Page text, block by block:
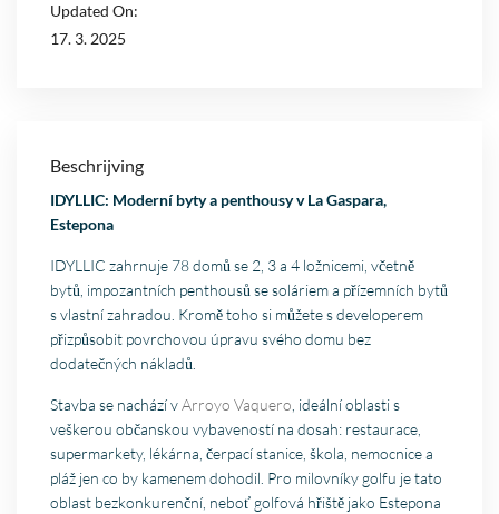
Updated On:
17. 3. 2025
Beschrijving
IDYLLIC: Moderní byty a penthousy v La Gaspara,
Estepona
IDYLLIC zahrnuje 78 domů se 2, 3 a 4 ložnicemi, včetně
bytů, impozantních penthousů se soláriem a přízemních bytů
s vlastní zahradou. Kromě toho si můžete s developerem
přizpůsobit povrchovou úpravu svého domu bez
dodatečných nákladů.
Stavba se nachází vArroyo Vaquero , ideální oblasti s
veškerou občanskou vybaveností na dosah: restaurace,
supermarkety, lékárna, čerpací stanice, škola, nemocnice a
pláž jen co by kamenem dohodil. Pro milovníky golfu je tato
oblast bezkonkurenční, neboť golfová hřiště jako Estepona